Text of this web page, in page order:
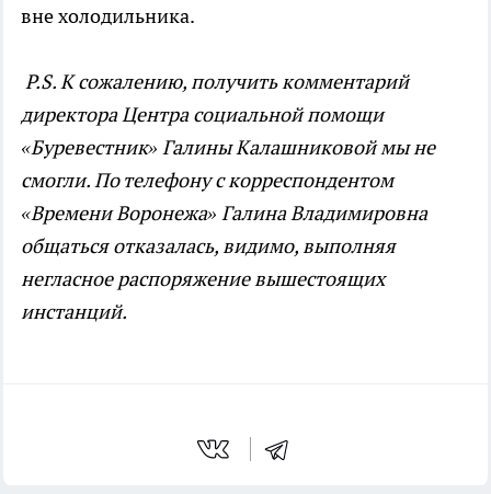
вне холодильника.
P.S. К сожалению, получить комментарий
директора Центра социальной помощи
«Буревестник» Галины Калашниковой мы не
смогли. По телефону с корреспондентом
«Времени Воронежа» Галина Владимировна
общаться отказалась, видимо, выполняя
негласное распоряжение вышестоящих
инстанций.